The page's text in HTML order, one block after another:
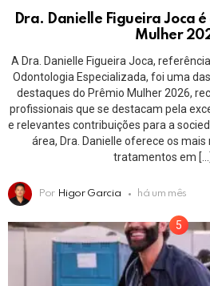
Dra. Danielle Figueira Joca
Mulher
A Dra. Danielle Figueira Joca,
Odontologia Especializada, foi uma
destaques do Prêmio Mulher 2026,
profissionais que se destacam pela
e relevantes contribuições para a
área, Dra. Danielle oferece os
tratamentos em […]
Por Higor Garcia há um mês